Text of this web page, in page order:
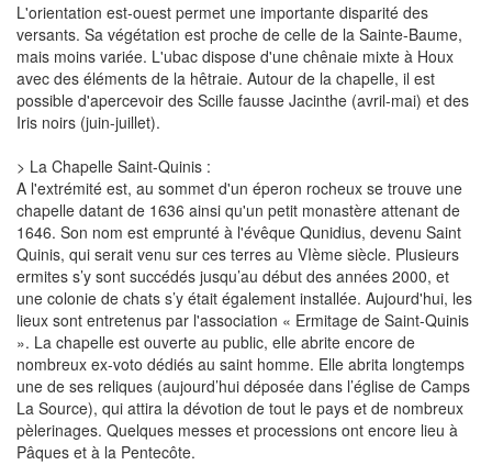
L'orientation est-ouest permet une importante disparité des
versants. Sa végétation est proche de celle de la Sainte-Baume,
mais moins variée. L'ubac dispose d'une chênaie mixte à Houx
avec des éléments de la hêtraie. Autour de la chapelle, il est
possible d'apercevoir des Scille fausse Jacinthe (avril-mai) et des
Iris noirs (juin-juillet).
> La Chapelle Saint-Quinis :
A l'extrémité est, au sommet d'un éperon rocheux se trouve une
chapelle datant de 1636 ainsi qu'un petit monastère attenant de
1646. Son nom est emprunté à l'évêque Qunidius, devenu Saint
Quinis, qui serait venu sur ces terres au VIème siècle. Plusieurs
ermites s’y sont succédés jusqu’au début des années 2000, et
une colonie de chats s’y était également installée. Aujourd'hui, les
lieux sont entretenus par l'association « Ermitage de Saint-Quinis
». La chapelle est ouverte au public, elle abrite encore de
nombreux ex-voto dédiés au saint homme. Elle abrita longtemps
une de ses reliques (aujourd’hui déposée dans l’église de Camps
La Source), qui attira la dévotion de tout le pays et de nombreux
pèlerinages. Quelques messes et processions ont encore lieu à
Pâques et à la Pentecôte.